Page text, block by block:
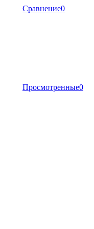
Сравнение0
Просмотренные0